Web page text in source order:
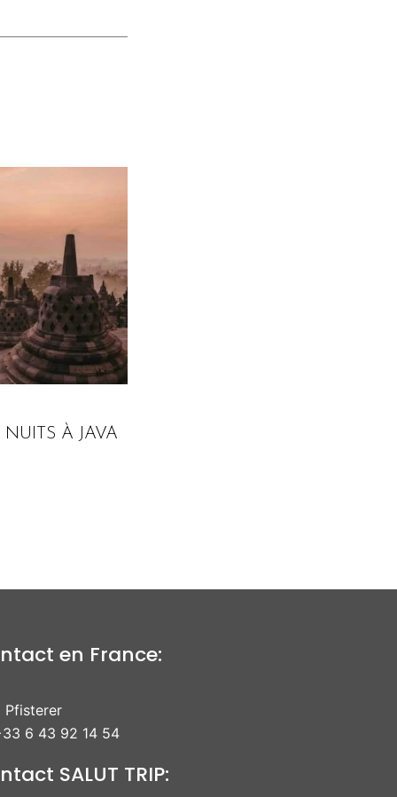
À JAVA
en France:
Pfisterer
6 43 92 14 54
SALUT TRIP: